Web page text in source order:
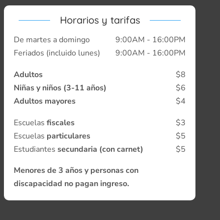
Horarios y tarifas
De martes a domingo
9:00AM - 16:00PM
Feriados (incluido lunes)
9:00AM - 16:00PM
Adultos
$8
Niñas y niños (3-11 años)
$6
Adultos mayores
$4
Escuelasfiscales
$3
Escuelas particulares
$5
Estudiantessecundaria (con carnet)
$5
Menores de 3 años y personas con
discapacidad no pagan ingreso.